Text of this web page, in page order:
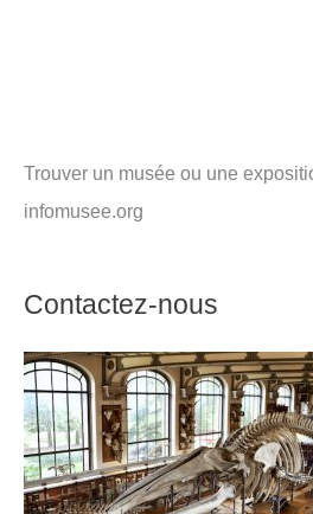
Trouver un musée ou une
infomusee.org
Contactez-nous